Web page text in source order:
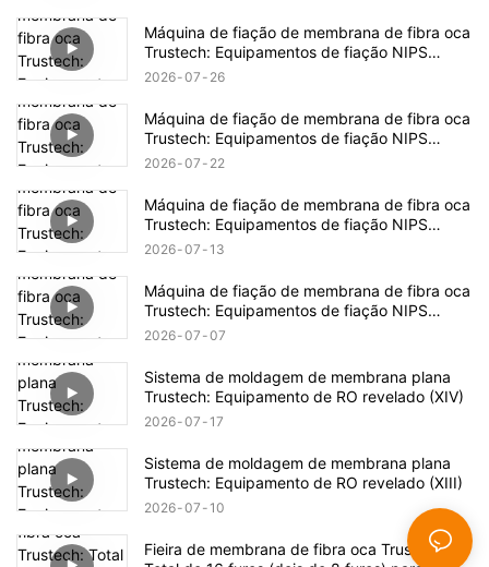
Máquina de fiação de membrana de fibra oca
Trustech: Equipamentos de fiação NIPS
revelados (18)
2026 07 26
Máquina de fiação de membrana de fibra oca
Trustech: Equipamentos de fiação NIPS
revelados (17)
2026 07 22
Máquina de fiação de membrana de fibra oca
Trustech: Equipamentos de fiação NIPS
revelados (16)
2026 07 13
Máquina de fiação de membrana de fibra oca
Trustech: Equipamentos de fiação NIPS
revelados (15)
2026 07 07
Sistema de moldagem de membrana plana
Trustech: Equipamento de RO revelado (XIV)
2026 07 17
Sistema de moldagem de membrana plana
Trustech: Equipamento de RO revelado (XIII)
2026 07 10
Fieira de membrana de fibra oca Trustech: